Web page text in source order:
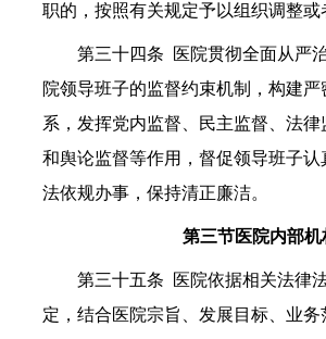
职的，按照有关规定予以组织调整或
第三十四条 医院贯彻全面从严
院领导班子的监督约束机制，构建
系，发挥党内监督、民主监督、法律
和舆论监督等作用，督促领导班子认
法依规办事，保持清正廉洁。
第三节医院内部机
第三十五条 医院依据相关法律
定，结合医院宗旨、发展目标、业